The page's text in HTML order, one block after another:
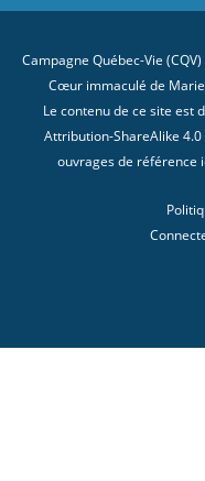
Campagne Québec-Vie
Cœur immaculé de
Le contenu de ce site est
Attribution-ShareAlike
ouvrages de référence